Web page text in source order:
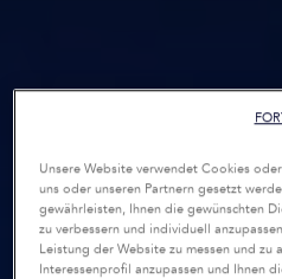
Unsere Website verwendet Cookies
uns oder unseren Partnern gesetzt
gewährleisten, Ihnen die gewünschten
zu verbessern und individuell
Leistung der Website zu messen und zu
Interessenprofil anzupassen und Ihnen